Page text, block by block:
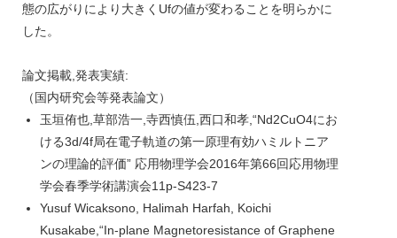
態の広がりにより大きくUfの値が変わることを明らかに
した。
論文掲載,発表実績:
（国内研究会等発表論文）
玉垣侑也,草部浩一,寺西慎伍,西口和孝,“Nd2CuO4にお
ける3d/4f局在電子軌道の第一原理有効ハミルトニア
ンの理論的評価” 応用物理学会2016年第66回応用物理
学会春季学術講演会11p-S423-7
Yusuf Wicaksono, Halimah Harfah, Koichi
Kusakabe,“In-plane Magnetoresistance of Graphene